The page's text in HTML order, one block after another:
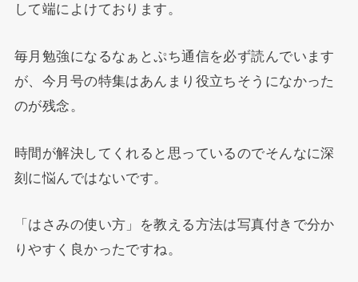
して端によけております。
毎月勉強になるなぁとぷち通信を必ず読んでいます
が、今月号の特集はあんまり役立ちそうになかった
のが残念。
時間が解決してくれると思っているのでそんなに深
刻に悩んではないです。
「はさみの使い方」を教える方法は写真付きで分か
りやすく良かったですね。